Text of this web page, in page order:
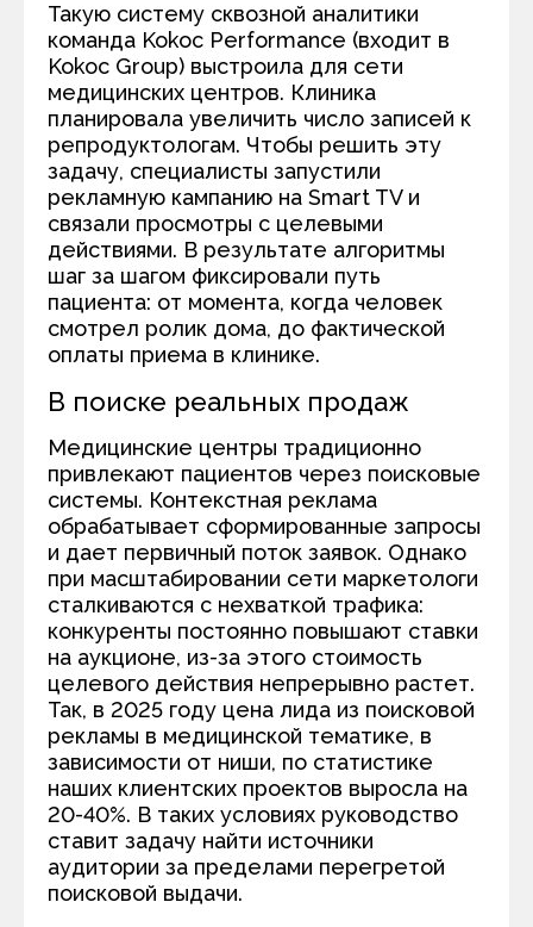
Такую систему сквозной аналитики
команда Kokoc Performance (входит в
Kokoc Group) выстроила для сети
медицинских центров. Клиника
планировала увеличить число записей к
репродуктологам. Чтобы решить эту
задачу, специалисты запустили
рекламную кампанию на Smart TV и
связали просмотры с целевыми
действиями. В результате алгоритмы
шаг за шагом фиксировали путь
пациента: от момента, когда человек
смотрел ролик дома, до фактической
оплаты приема в клинике.
В поиске реальных продаж
Медицинские центры традиционно
привлекают пациентов через поисковые
системы. Контекстная реклама
обрабатывает сформированные запросы
и дает первичный поток заявок. Однако
при масштабировании сети маркетологи
сталкиваются с нехваткой трафика:
конкуренты постоянно повышают ставки
на аукционе, из-за этого стоимость
целевого действия непрерывно растет.
Так, в 2025 году цена лида из поисковой
рекламы в медицинской тематике, в
зависимости от ниши, по статистике
наших клиентских проектов выросла на
20-40%. В таких условиях руководство
ставит задачу найти источники
аудитории за пределами перегретой
поисковой выдачи.